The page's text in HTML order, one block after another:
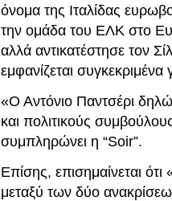
όνομα της Ιταλίδας
την ομάδα του ΕΛΚ στο
αλλά αντικατέστησε τον
εμφανίζεται
«Ο Αντόνιο Παντσέρι
και πολιτικούς
συμπληρώνει η “Soir”.
Επίσης, επισημαίνεται
μεταξύ των δύο